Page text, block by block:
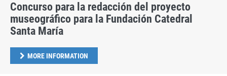
Concurso para la redacción del proyecto
museográfico para la Fundación Catedral
Santa María
MORE INFORMATION